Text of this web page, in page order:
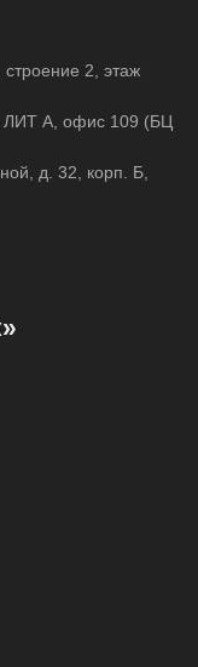
строение 2, этаж
ЛИТ А, офис 109 (БЦ
д. 32, корп. Б,